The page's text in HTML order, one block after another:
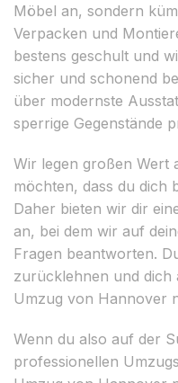
Möbel an, sondern
Verpacken und
bestens geschult und
sicher und schonend
über modernste
sperrige Gegenstände
Wir legen großen Wert
möchten, dass du dich
Daher bieten wir dir
an, bei dem wir auf
Fragen beantworten.
zurücklehnen und dich
Umzug von Hannover
Wenn du also auf der
professionellen